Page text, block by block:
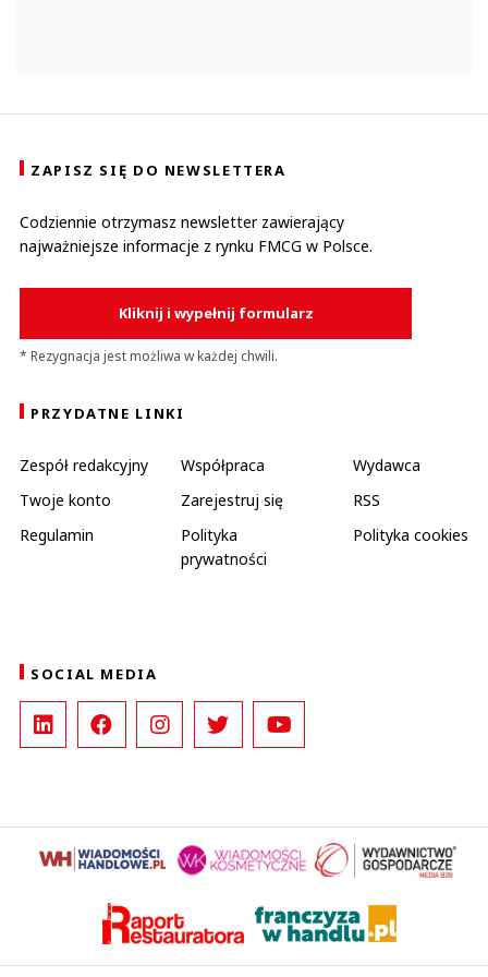
ZAPISZ SIĘ DO NEWSLETTERA
Codziennie otrzymasz newsletter zawierający
najważniejsze informacje z rynku FMCG w Polsce.
Kliknij i wypełnij formularz
* Rezygnacja jest możliwa w każdej chwili.
PRZYDATNE LINKI
Zespół redakcyjny Współpraca
Wydawca
Twoje konto
Zarejestruj się
RSS
Regulamin
Polityka
prywatności
Polityka cookies
SOCIAL MEDIA